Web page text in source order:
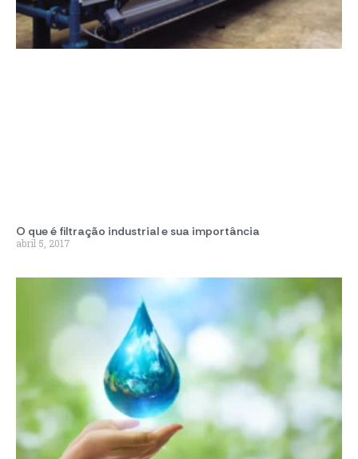
O que é filtração industrial e sua importância
abril 5, 2017